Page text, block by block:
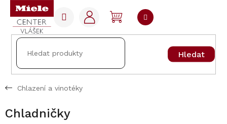
Přejít
obsah
Hledat
NÁKUPNÍ
KOŠÍK
Chlazení a vinotéky
Chladničky